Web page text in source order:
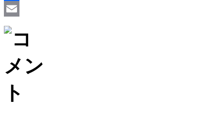
Facebook
Email